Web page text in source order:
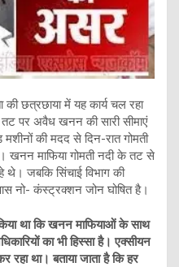
छत्रछाया में यह कार्य चल रहा
पर अवैध खनन की सारी सीमाएं
की मदद से दिन-रात गोमती
खनन माफिया गोमती नदी के तट से
जबकि सिंचाई विभाग की
नो- कंस्ट्रक्शन जोन घोषित है।
था कि खनन माफियाओं के साथ
का भी हिस्सा है। एक्सीयन
रहा था। बताया जाता है कि हर